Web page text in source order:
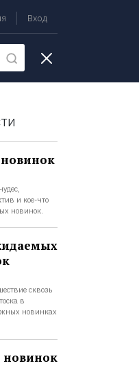
Вход
и кое-что
новинок.
сквозь
в
новинках